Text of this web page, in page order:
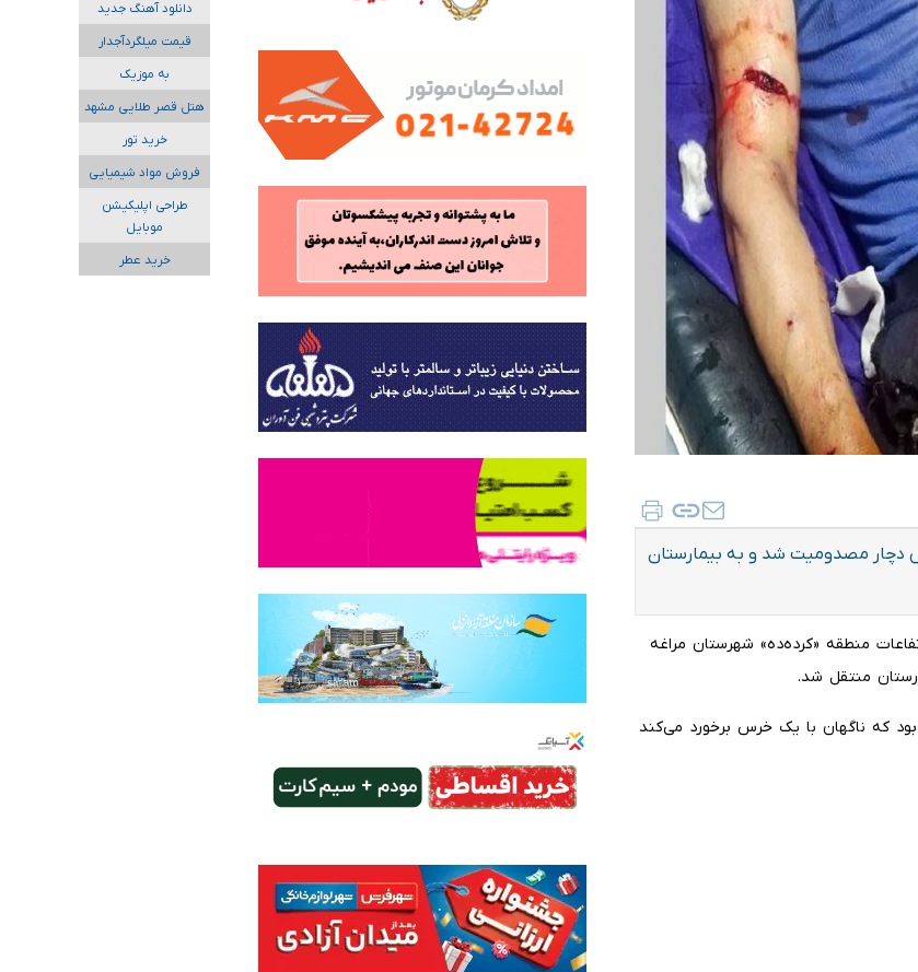
دچار مصدومیت شد و به بیمارستان
در ارتفاعات منطقه «کرده‌ده» شهرستان مراغه
منتقل شد.
بود که ناگهان با یک خرس برخورد می‌کند
دانلود آهنگ جدید
قیمت میلگردآجدار
به موزیک
هتل قصر طلایی مشهد
خرید تور
فروش مواد شیمیایی
طراحی اپلیکیشن
موبایل
خرید عطر